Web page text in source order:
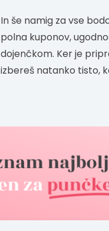
In še namig za vse
polna kuponov,
dojenčkom. Ker je
izbereš natanko tisto,